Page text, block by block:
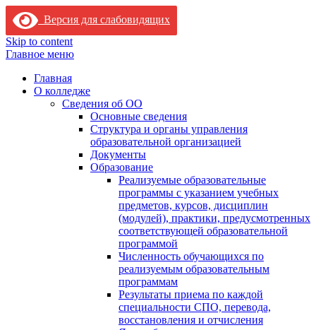
Версия для слабовидящих
Skip to content
Главное меню
Главная
О колледже
Сведения об ОО
Основные сведения
Структура и органы управления
образовательной организацией
Документы
Образование
Реализуемые образовательные
программы с указанием учебных
предметов, курсов, дисциплин
(модулей), практики, предусмотренных
соответствующей образовательной
программой
Численность обучающихся по
реализуемым образовательным
программам
Результаты приема по каждой
специальности СПО, перевода,
восстановления и отчисления